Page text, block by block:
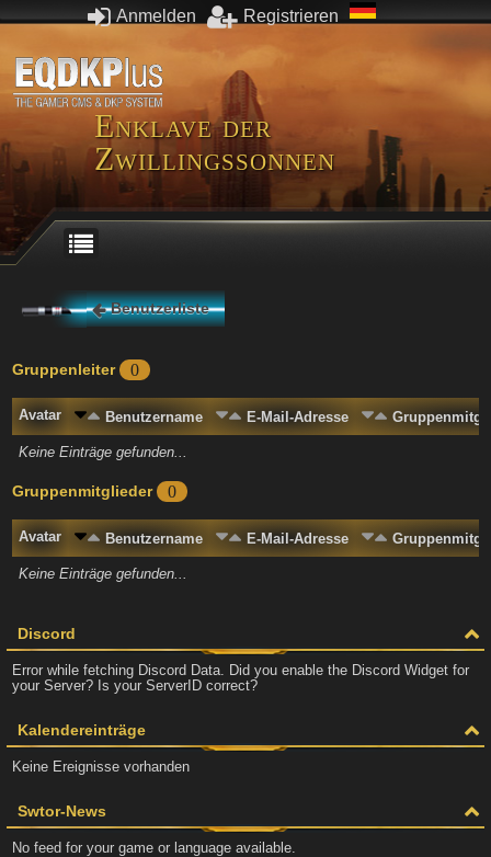
Anmelden Registrieren
Enklave der
Zwillingssonnen
Discord
Error while fetching Discord Data. Did you enable the Discord Widget for
your Server? Is your ServerID correct?
Kalendereinträge
Keine Ereignisse vorhanden
Swtor-News
No feed for your game or language available.
Benutzerliste
Gruppenleiter 0
Avatar Benutzername E-Mail-Adresse
Keine Einträge gefunden...
Gruppenmitglieder 0
Avatar Benutzername E-Mail-Adresse
Keine Einträge gefunden...